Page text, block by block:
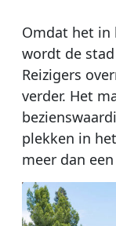
Omdat het in
wordt de stad
Reizigers
verder. Het
plekken in
meer dan